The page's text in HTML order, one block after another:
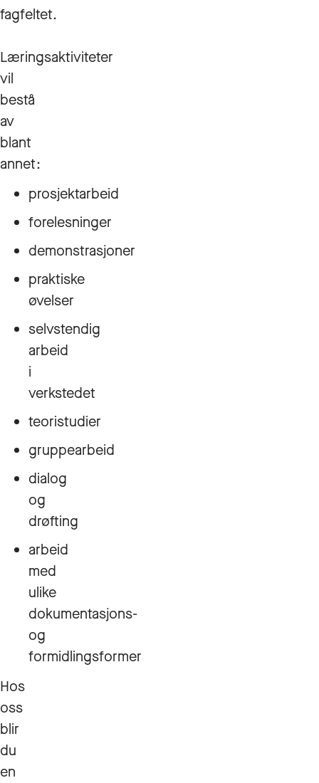
fagfeltet.
Læringsaktiviteter
vil
bestå
av
blant
annet:
prosjektarbeid
forelesninger
demonstrasjoner
praktiske
øvelser
selvstendig
arbeid
i
verkstedet
teoristudier
gruppearbeid
dialog
og
drøfting
arbeid
med
ulike
dokumentasjons-
og
formidlingsformer
Hos
oss
blir
du
en